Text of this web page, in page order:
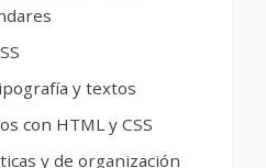
y textos
con HTML y CSS
y de organización